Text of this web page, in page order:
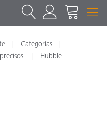
Categorías
Hubble